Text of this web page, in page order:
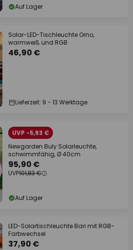
Auf Lager
Solar-LED-Tischleuchte Orno,
warmweiß und RGB
46,90 €
Lieferzeit: 9 - 13 Werktage
UVP -5,93 €
Newgarden Buly Solarleuchte,
schwimmfähig, Ø 40cm
95,90 €
UVP101,83 €
Auf Lager
LED-Solartischleuchte Bari mit RGB-
Farbwechsel
37,90 €